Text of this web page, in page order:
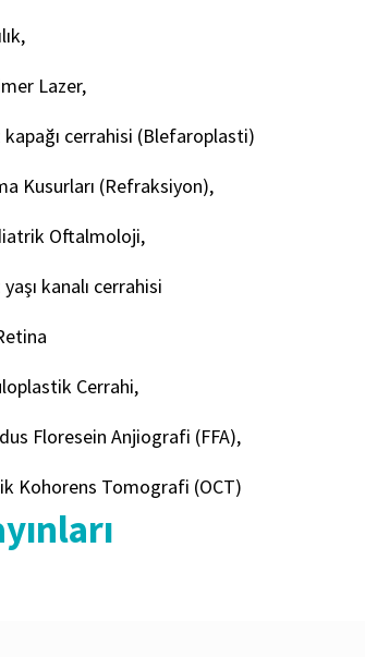
Lazer,
kapağı cerrahisi (Blefaroplasti)
Kusurları (Refraksiyon),
Oftalmoloji,
yaşı kanalı cerrahisi
Cerrahi,
Floresein Anjiografi (FFA),
Kohorens Tomografi (OCT)